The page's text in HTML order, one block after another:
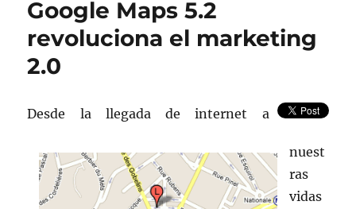
Google Maps 5.2
revoluciona el marketing
2.0
Desde la llegada de internet a
nuest
ras
vidas